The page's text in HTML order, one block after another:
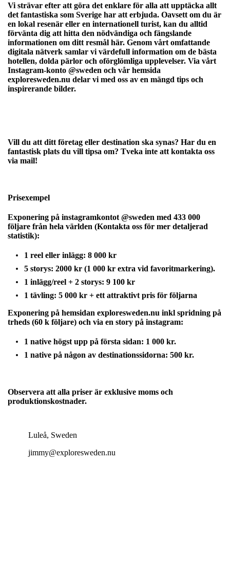
Vi strävar efter att göra det enklare för alla att upptäcka allt
det fantastiska som Sverige har att erbjuda. Oavsett om du är
en lokal resenär eller en internationell turist, kan du alltid
förvänta dig att hitta den nödvändiga och fängslande
informationen om ditt resmål här. Genom vårt omfattande
digitala nätverk samlar vi värdefull information om de bästa
hotellen, dolda pärlor och oförglömliga upplevelser. Via vårt
Instagram-konto @sweden och vår hemsida
exploresweden.nu delar vi med oss av en mängd tips och
inspirerande bilder.
Vill du att ditt företag eller destination ska synas? Har du en
fantastisk plats du vill tipsa om? Tveka inte att kontakta oss
via mail!
Prisexempel
Exponering på instagramkontot @sweden med 433 000
följare från hela världen (Kontakta oss för mer detaljerad
statistik):
1 reel eller inlägg: 8 000 kr
5 storys: 2000 kr (1 000 kr extra vid favoritmarkering).
1 inlägg/reel + 2 storys: 9 100 kr
1 tävling: 5 000 kr + ett attraktivt pris för följarna
Exponering på hemsidan exploresweden.nu inkl spridning på
trheds (60 k följare) och via en story på instagram:
1 native högst upp på första sidan: 1 000 kr.
1 native på någon av destinationssidorna: 500 kr.
Observera att alla priser är exklusive moms och
produktionskostnader.
Luleå, Sweden
jimmy@exploresweden.nu